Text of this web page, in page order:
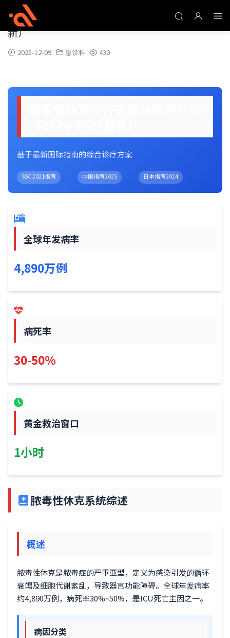
脓毒性休克诊疗指南与病例分析（2024-2025最
新）
2025-12-09 急诊科 430
基于最新国际指南的综合诊疗方案
SSC 2021指南 中国指南2025 日本指南2024
全球年发病率
4,890万例
病死率
30-50%
黄金救治窗口
1小时
脓毒性休克系统综述
概述
脓毒性休克是脓毒症的严重亚型，定义为感染引发的循环
衰竭及细胞代谢紊乱，导致器官功能障碍。全球年发病率
约4,890万例，病死率30%~50%，是ICU死亡主因之一。
病因分类